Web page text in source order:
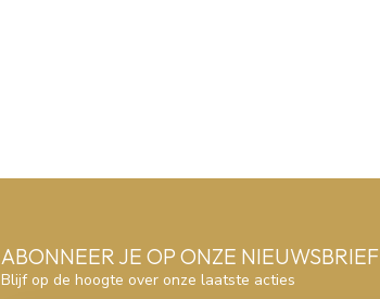
ABONNEER JE OP ONZE NIEUWSBRIEF
Blijf op de hoogte over onze laatste acties